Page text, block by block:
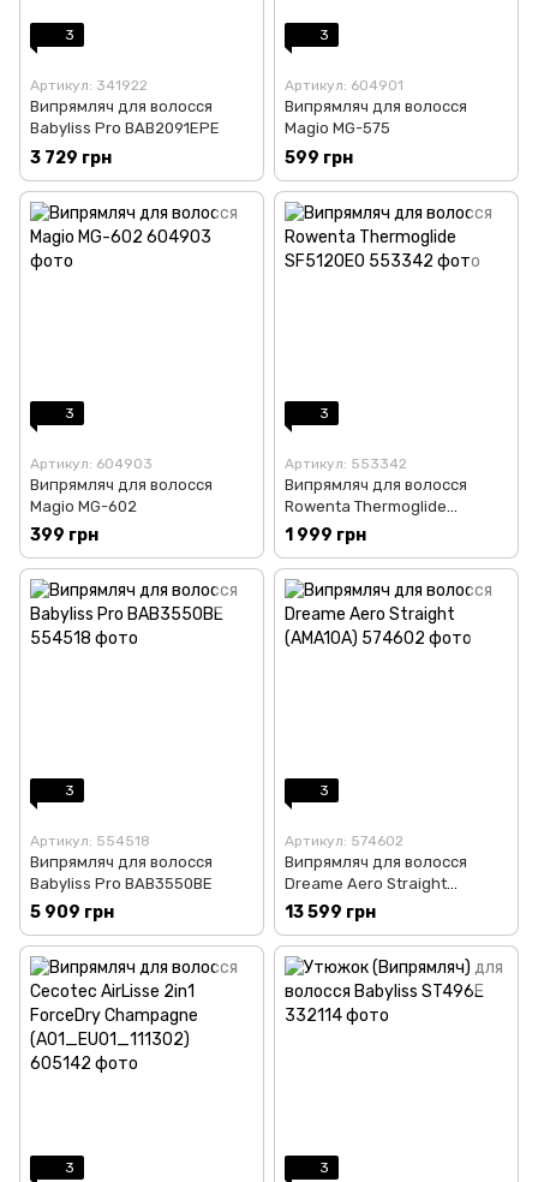
3
Артикул: 341922
Випрямляч для волосся
Babyliss Pro BAB2091EPE
3 729 грн
3
Артикул: 604901
Випрямляч для волосся
Magio MG-575
599 грн
3
Артикул: 604903
Випрямляч для волосся
Magio MG-602
399 грн
3
Артикул: 553342
Випрямляч для волосся
Rowenta Thermoglide
SF5120E0
1 999 грн
3
Артикул: 554518
Випрямляч для волосся
Babyliss Pro BAB3550BE
5 909 грн
3
Артикул: 574602
Випрямляч для волосся
Dreame Aero Straight
(AMA10A)
13 599 грн
3 3